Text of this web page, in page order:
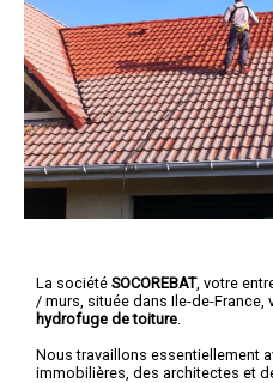
La société SOCOREBAT, votre
/ murs, située dans Ile-de-
hydrofuge de toiture
Nous travaillons essentiellement
immobilières, des architectes et